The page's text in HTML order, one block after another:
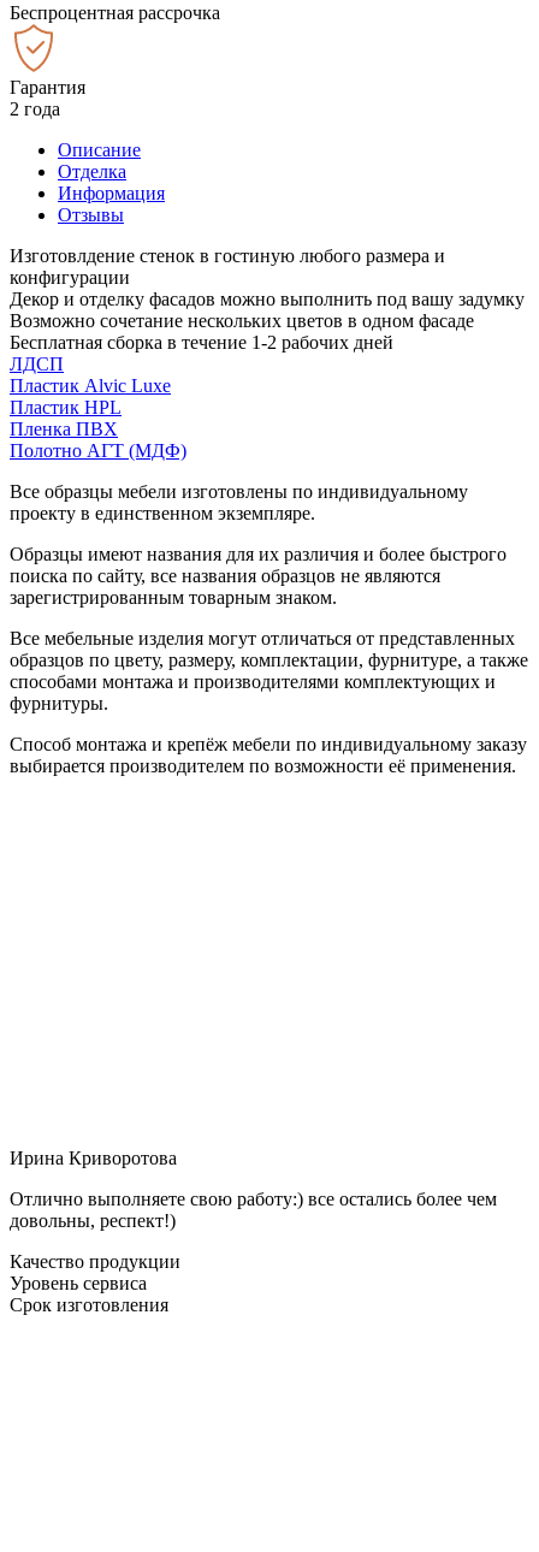
Беспроцентная рассрочка
Гарантия
2 года
Описание
Отделка
Информация
Отзывы
Изготовлдение стенок в гостиную любого размера и
конфигурации
Декор и отделку фасадов можно выполнить под вашу задумку
Возможно сочетание нескольких цветов в одном фасаде
Бесплатная сборка в течение 1-2 рабочих дней
ЛДСП
Пластик Alvic Luxe
Пластик HPL
Пленка ПВХ
Полотно АГТ (МДФ)
Все образцы мебели изготовлены по индивидуальному
проекту в единственном экземпляре.
Образцы имеют названия для их различия и более быстрого
поиска по сайту, все названия образцов не являются
зарегистрированным товарным знаком.
Все мебельные изделия могут отличаться от представленных
образцов по цвету, размеру, комплектации, фурнитуре, а также
способами монтажа и производителями комплектующих и
фурнитуры.
Способ монтажа и крепёж мебели по индивидуальному заказу
выбирается производителем по возможности её применения.
Ирина Криворотова
Отлично выполняете свою работу:) все остались более чем
довольны, респект!)
Качество продукции
Уровень сервиса
Срок изготовления